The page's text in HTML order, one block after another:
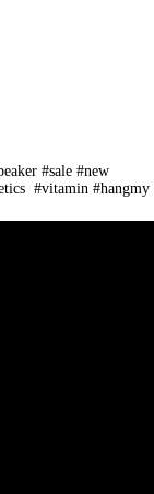
#sale #new
#vitamin #hangmy